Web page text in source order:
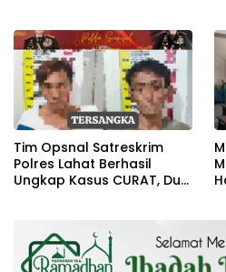
Tim Opsnal Satreskrim
Polres Lahat Berhasil
Ungkap Kasus CURAT, Dua